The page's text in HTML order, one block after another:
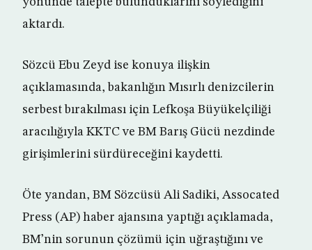
aktardı.
Sözcü Ebu Zeyd ise konuya ilişkin
açıklamasında, bakanlığın Mısırlı denizcilerin
serbest bırakılması için Lefkoşa Büyükelçiliği
aracılığıyla KKTC ve BM Barış Gücü nezdinde
girişimlerini sürdüreceğini kaydetti.
Öte yandan, BM Sözcüsü Ali Sadiki, Assocated
Press (AP) haber ajansına yaptığı açıklamada,
BM’nin sorunun çözümü için uğraştığını ve